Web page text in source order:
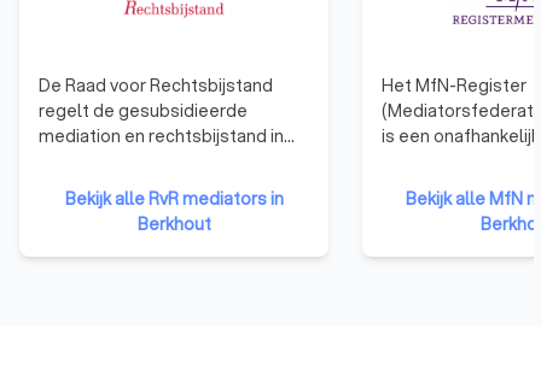
De Raad voor Rechtsbijstand
regelt de gesubsidieerde
mediation en rechtsbijstand in
basis van de Wet op de
Rechtsbijstand (Wrb). Deze
website biedt de benodigde
informatie voor advocaten en
Bekijk alle RvR mediators in
Berkhout
Het MfN-Register
is een
mediators in
consument kun je
Register terecht
van een
Bekijk alle MfN